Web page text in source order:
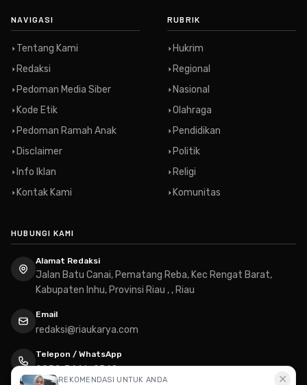
REKOMENDASI UNTUK ANDA ✕
NAVIGASI
Tentang Kami
Redaksi
Pedoman Media Siber
Kode Etik
Pedoman Ramah Anak
Disclaimer
Info Iklan
Kontak Kami
RUBRIK
Hukrim
Regional
Nasional
Olahraga
Pendidikan
Politik
Religi
Komunitas
HUBUNGI KAMI
Alamat Redaksi
Jalan Batu Canai, Pematang Reba, Kec Rengat Barat,
Kabupaten Inhu, Provinsi Riau , , Riau
Email
redaksi@riaukarya.com
Telepon / WhatsApp
0852-7446-0742